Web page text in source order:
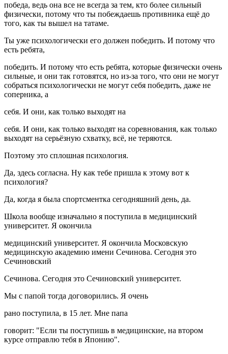
победа, ведь она все не всегда за тем, кто более сильный
физически, потому что ты побеждаешь противника ещё до
того, как ты вышел на татаме.
Ты уже психологически его должен победить. И потому что
есть ребята,
победить. И потому что есть ребята, которые физически очень
сильные, и они так готовятся, но из-за того, что они не могут
собраться психологически не могут себя победить, даже не
соперника, а
себя. И они, как только выходят на
себя. И они, как только выходят на соревнования, как только
выходят на серьёзную схватку, всё, не теряются.
Поэтому это сплошная психология.
Да, здесь согласна. Ну как тебе пришла к этому вот к
психология?
Да, когда я была спортсментка сегодняшний день, да.
Школа вообще изначально я поступила в медицинский
университет. Я окончила
медицинский университет. Я окончила Московскую
медицинскую академию имени Сечинова. Сегодня это
Сечиновский
Сечинова. Сегодня это Сечиновский университет.
Мы с папой тогда договорились. Я очень
рано поступила, в 15 лет. Мне папа
говорит: "Если ты поступишь в медицинские, на втором
курсе отправлю тебя в Японию".